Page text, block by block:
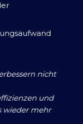
nicht
und
wieder mehr